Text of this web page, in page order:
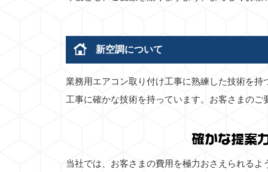
新空調について
業務用エアコン取り付け工事に熟練した技術を
工事に確かな技術を持っています。お客さまの
確かな提案
当社では、お客さまの費用を極力おさえられる